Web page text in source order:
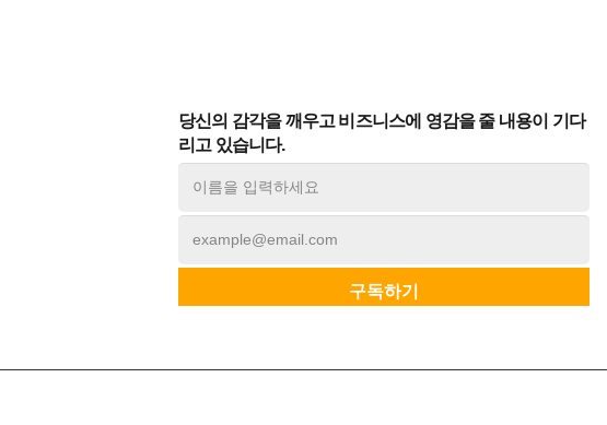
당신의 감각을 깨우고 비즈니스에 영감을 줄 내용이 기다
리고 있습니다.